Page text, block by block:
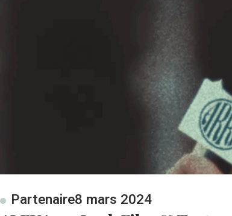
Partenaire8 mars 2024